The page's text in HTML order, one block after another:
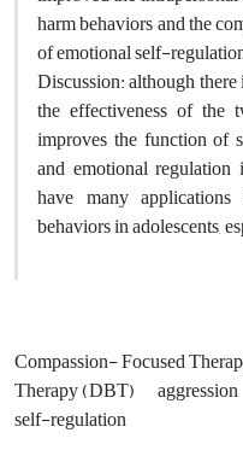
harm behaviors and the
of emotional self-
Discussion: although
the effectiveness of
improves the function of
and emotional regulation
have many
behaviors in adolescents,
Compassion- Focused
Therapy (DBT)
aggression
self-regulation